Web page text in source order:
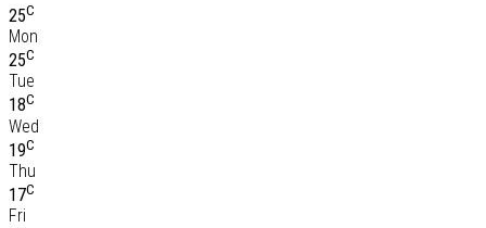
25C
Mon
25C
Tue
18C
Wed
19C
Thu
17C
Fri